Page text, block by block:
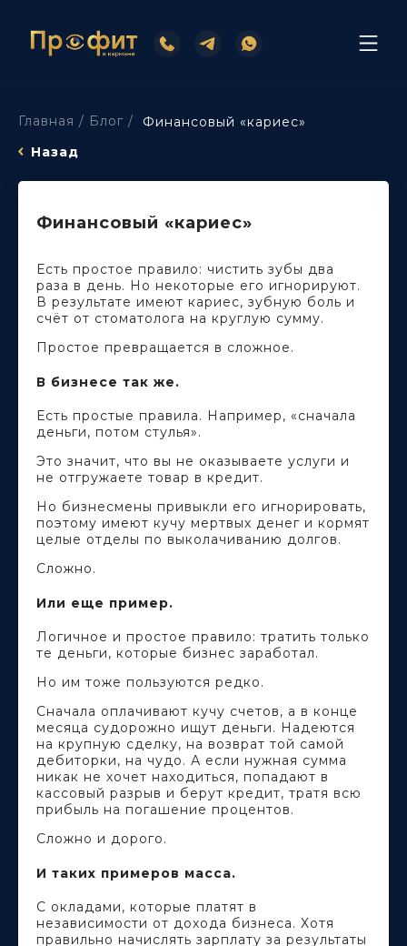
Главная / Блог /
Финансовый «кариес»
Назад
Финансовый «кариес»
Есть простое правило: чистить зубы два
раза в день. Но некоторые его игнорируют.
В результате имеют кариес, зубную боль и
счёт от стоматолога на круглую сумму.
Простое превращается в сложное.
В бизнесе так же.
Есть простые правила. Например, «сначала
деньги, потом стулья».
Это значит, что вы не оказываете услуги и
не отгружаете товар в кредит.
Но бизнесмены привыкли его игнорировать,
поэтому имеют кучу мертвых денег и кормят
целые отделы по выколачиванию долгов.
Сложно.
Или еще пример.
Логичное и простое правило: тратить только
те деньги, которые бизнес заработал.
Но им тоже пользуются редко.
Сначала оплачивают кучу счетов, а в конце
месяца судорожно ищут деньги. Надеются
на крупную сделку, на возврат той самой
дебиторки, на чудо. А если нужная сумма
никак не хочет находиться, попадают в
кассовый разрыв и берут кредит, тратя всю
прибыль на погашение процентов.
Сложно и дорого.
И таких примеров масса.
С окладами, которые платят в
независимости от дохода бизнеса. Хотя
правильно начислять зарплату за результаты